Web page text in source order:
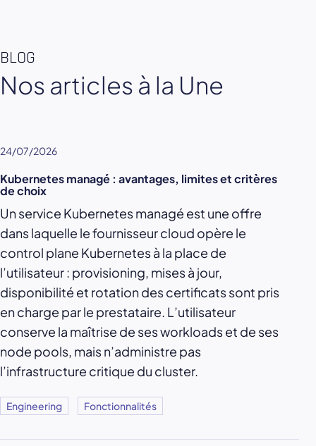
BLOG
Nos articles à la Une
24/07/2026
Kubernetes managé : avantages, limites et critères
de choix
Un service Kubernetes managé est une offre
dans laquelle le fournisseur cloud opère le
control plane Kubernetes à la place de
l’utilisateur : provisioning, mises à jour,
disponibilité et rotation des certificats sont pris
en charge par le prestataire. L’utilisateur
conserve la maîtrise de ses workloads et de ses
node pools, mais n’administre pas
l’infrastructure critique du cluster.
Engineering Fonctionnalités